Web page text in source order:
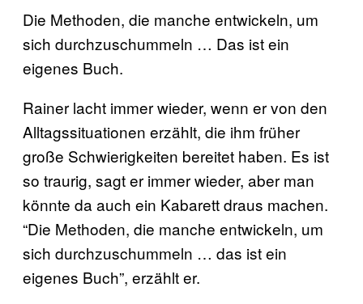
Die Methoden, die manche entwickeln, um
sich durchzuschummeln … Das ist ein
eigenes Buch.
Rainer lacht immer wieder, wenn er von den
Alltagssituationen erzählt, die ihm früher
große Schwierigkeiten bereitet haben. Es ist
so traurig, sagt er immer wieder, aber man
könnte da auch ein Kabarett draus machen.
“Die Methoden, die manche entwickeln, um
sich durchzuschummeln … das ist ein
eigenes Buch”, erzählt er.